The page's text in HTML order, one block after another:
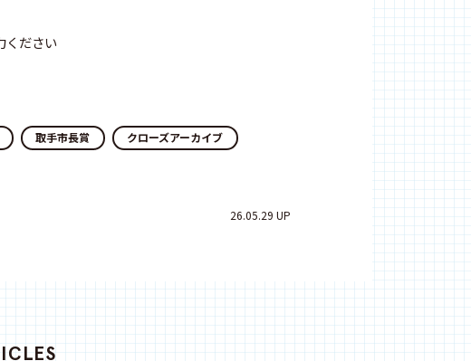
ください
取手市長賞 クローズアーカイブ
26.05.29 UP